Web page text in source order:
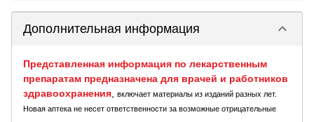
Дополнительная информация keyboard_arrow_down
Представленная информация по лекарственным
препаратам предназначена для врачей и работников
здравоохранения
включает материалы из изданий разных лет.
Новая аптека не несет ответственности за возможные отрицательные